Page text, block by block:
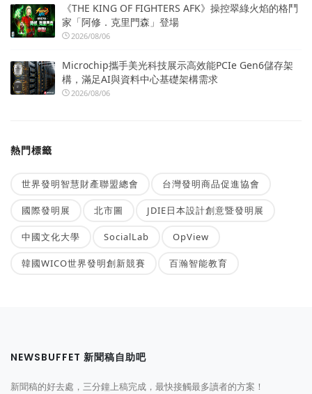
《THE KING OF FIGHTERS AFK》操控翠綠火焰的格鬥
家「阿修．克里門森」登場
2026/08/06
Microchip攜手美光科技展示高效能PCIe Gen6儲存架
構，滿足AI與資料中心基礎架構需求
2026/08/06
熱門標籤
世界發明智慧財產聯盟總會 台灣發明商品促進協會
國際發明展 北市圖 JDIE日本設計創意暨發明展
中國文化大學 SocialLab OpView
韓國WICO世界發明創新競賽 百瀚智能教育
NEWSBUFFET 新聞稿自助吧
新聞稿的好去處，三分鐘上稿完成，最快接觸最多讀者的方案！